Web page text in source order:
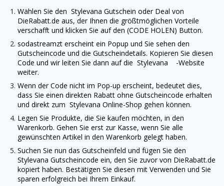
Wählen Sie den Stylevana Gutschein oder Deal von
DieRabatt.de aus, der Ihnen die größtmöglichen Vorteile
verschafft und klicken Sie auf den (CODE HOLEN) Button.
sodastreamzt erscheint ein Popup und Sie sehen den
Gutscheincode und die Gutscheindetails. Kopieren Sie diesen
Code und wir leiten Sie dann auf die Stylevana
-Website
weiter.
Wenn der Code nicht im Pop-up erscheint, bedeutet dies,
dass Sie einen direkten Rabatt ohne Gutscheincode erhalten
und direkt zum Stylevana Online-Shop gehen können.
Legen Sie Produkte, die Sie kaufen möchten, in den
Warenkorb. Gehen Sie erst zur Kasse, wenn Sie alle
gewünschten Artikel in den Warenkorb gelegt haben.
Suchen Sie nun das Gutscheinfeld und fügen Sie den
Stylevana Gutscheincode ein, den Sie zuvor von DieRabatt.de
kopiert haben. Bestätigen Sie diesen mit Verwenden und Sie
sparen erfolgreich bei Ihrem Einkauf.